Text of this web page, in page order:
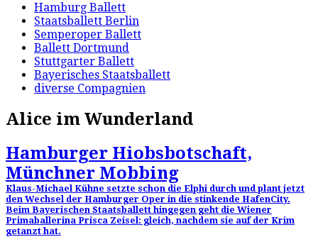
Hamburg Ballett
Staatsballett Berlin
Semperoper Ballett
Ballett Dortmund
Stuttgarter Ballett
Bayerisches Staatsballett
diverse Compagnien
Alice im Wunderland
Hamburger Hiobsbotschaft,
Münchner Mobbing
Klaus-Michael Kühne setzte schon die Elphi durch und plant jetzt
den Wechsel der Hamburger Oper in die stinkende HafenCity.
Beim Bayerischen Staatsballett hingegen geht die Wiener
Primaballerina Prisca Zeisel: gleich, nachdem sie auf der Krim
getanzt hat.